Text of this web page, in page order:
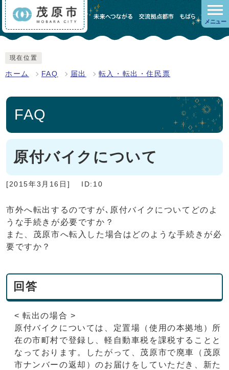
メニュー
現在位置
ホーム FAQ 届出 転入・転出・住民票
FAQ
原付バイクについて
[2015年3月16日] ID:10
市外へ転出するのですが､原付バイクについてどのよ
うな手続きが必要ですか？
また、茂原市へ転入した場合はどのような手続きが必
要ですか？
回答
< 転出の場合 >
原付バイクについては、定置場（使用の本拠地）所
在の市町村で登録し、軽自動車税を課税することと
なっております。したがって、茂原市で廃車（茂原
市ナンバーの返却）のお届けをしていただき、新た